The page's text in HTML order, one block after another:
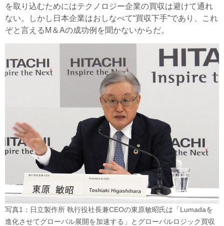
を取り込むためにはテクノロジー企業の買収は避けて通れ
ない。しかし日本企業はおしなべて“買収下手”であり、これ
ぞと言えるM＆Aの成功例を聞かないからだ。
写真1：日立製作所 執行役社長兼CEOの東原敏昭氏は「Lumadaを
進化させてグローバル展開を加速する」とグローバルロジック買収